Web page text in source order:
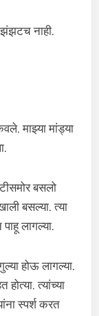
झंझटच नाही.
माझ्या मांड्या
बसलो
बसल्या. त्या
लागल्या.
होऊ लागल्या.
त्यांच्या
स्पर्श करत